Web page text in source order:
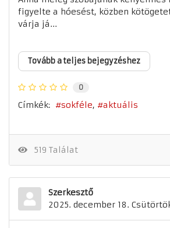
figyelte a hóesést, közben
várja já...
Tovább a teljes bejegyzéshez
0
Címkék: sokféle aktuális
519 Találat
Szerkesztő
2025. december 18.